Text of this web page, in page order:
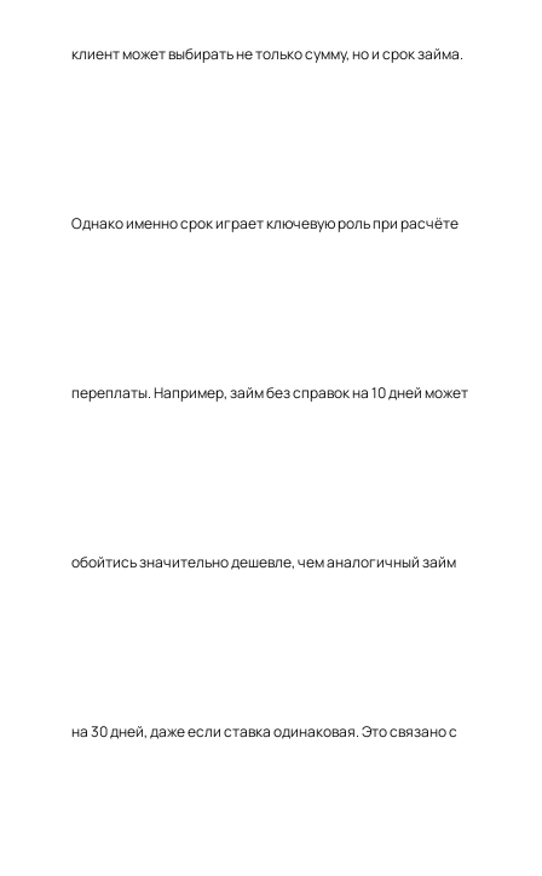
клиент может выбирать не только сумму, но и срок займа.
Однако именно срок играет ключевую роль при расчёте
переплаты. Например, займ без справок на 10 дней может
обойтись значительно дешевле, чем аналогичный займ
на 30 дней, даже если ставка одинаковая. Это связано с